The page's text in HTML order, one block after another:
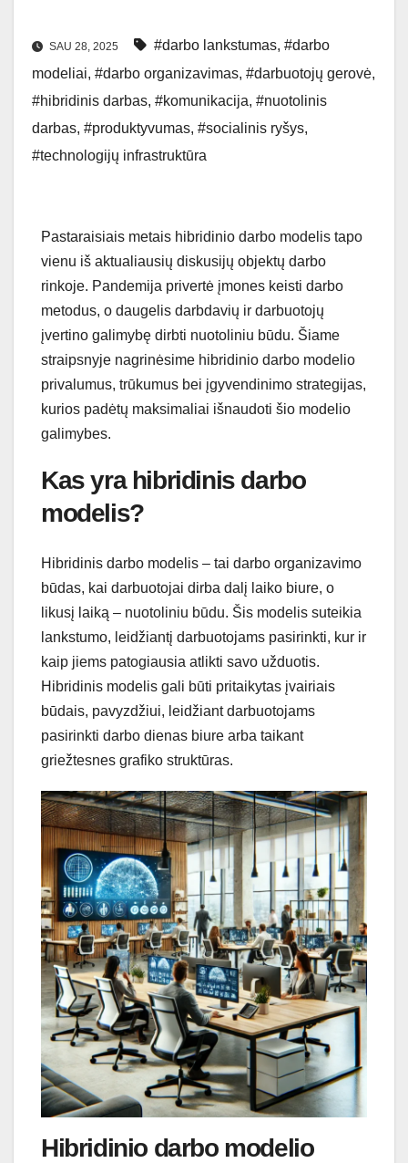
SAU 28, 2025 #darbo lankstumas, #darbo
modeliai, #darbo organizavimas, #darbuotojų gerovė,
#hibridinis darbas, #komunikacija, #nuotolinis
darbas, #produktyvumas, #socialinis ryšys,
#technologijų infrastruktūra
Pastaraisiais metais hibridinio darbo modelis tapo
vienu iš aktualiausių diskusijų objektų darbo
rinkoje. Pandemija privertė įmones keisti darbo
metodus, o daugelis darbdavių ir darbuotojų
įvertino galimybę dirbti nuotoliniu būdu. Šiame
straipsnyje nagrinėsime hibridinio darbo modelio
privalumus, trūkumus bei įgyvendinimo strategijas,
kurios padėtų maksimaliai išnaudoti šio modelio
galimybes.
Kas yra hibridinis darbo
modelis?
Hibridinis darbo modelis – tai darbo organizavimo
būdas, kai darbuotojai dirba dalį laiko biure, o
likusį laiką – nuotoliniu būdu. Šis modelis suteikia
lankstumo, leidžiantį darbuotojams pasirinkti, kur ir
kaip jiems patogiausia atlikti savo užduotis.
Hibridinis modelis gali būti pritaikytas įvairiais
būdais, pavyzdžiui, leidžiant darbuotojams
pasirinkti darbo dienas biure arba taikant
griežtesnes grafiko struktūras.
Hibridinio darbo modelio